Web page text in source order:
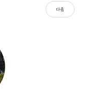
는
기
이
blo
거
다음